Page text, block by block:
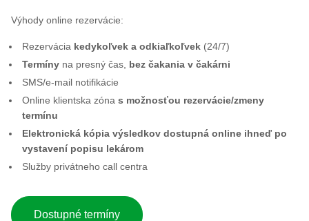
Výhody online rezervácie:
Rezervácia kedykoľvek a odkiaľkoľvek (24/7)
Termíny na presný čas, bez čakania v čakárni
SMS/e-mail notifikácie
Online klientska zóna s možnosťou rezervácie/zmeny
termínu
Elektronická kópia výsledkov dostupná online ihneď po
vystavení popisu lekárom
Služby privátneho call centra
Dostupné termíny